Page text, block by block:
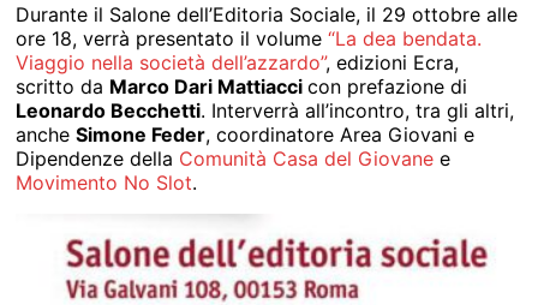
Durante il Salone dell’Editoria Sociale, il 29 ottobre alle
ore 18, verrà presentato il volume“La dea bendata.
Viaggio nella società dell’azzardo”, edizioni Ecra,
scritto da Marco Dari Mattiaccicon prefazione di
Leonardo Becchetti. Interverrà all’incontro, tra gli altri,
ancheSimone Feder, coordinatore Area Giovani e
Dipendenze della Comunità Casa del Giovane e
Movimento No Slot.